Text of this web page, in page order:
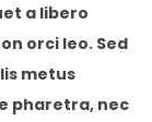
a libero
orci leo. Sed
metus
pharetra, nec